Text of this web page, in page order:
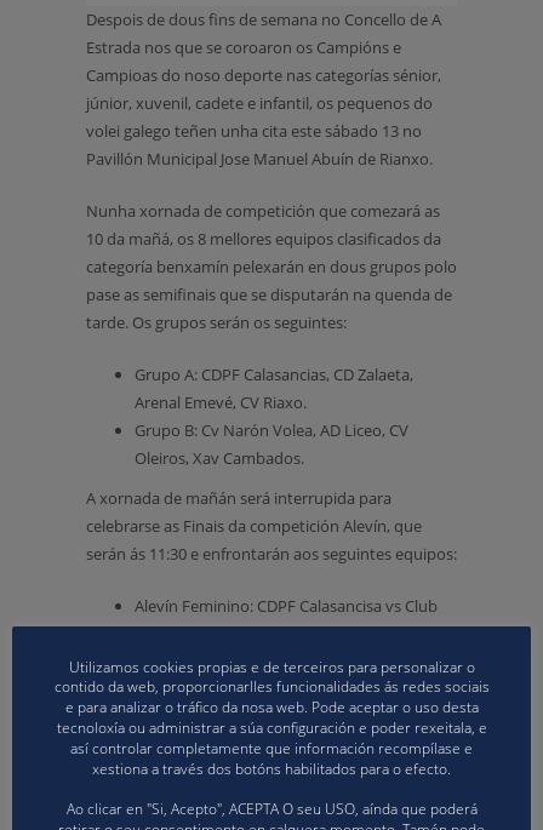
Despois de dous fins de semana no Concello de A
Estrada nos que se coroaron os Campións e
Campioas do noso deporte nas categorías sénior,
júnior, xuvenil, cadete e infantil, os pequenos do
volei galego teñen unha cita este sábado 13 no
Pavillón Municipal Jose Manuel Abuín de Rianxo.
Nunha xornada de competición que comezará as
10 da mañá, os 8 mellores equipos clasificados da
categoría benxamín pelexarán en dous grupos polo
pase as semifinais que se disputarán na quenda de
tarde. Os grupos serán os seguintes:
Grupo A: CDPF Calasancias, CD Zalaeta,
Arenal Emevé, CV Riaxo.
Grupo B: Cv Narón Volea, AD Liceo, CV
Oleiros, Xav Cambados.
A xornada de mañán será interrupida para
celebrarse as Finais da competición Alevín, que
serán ás 11:30 e enfrontarán aos seguintes equipos:
Alevín Feminino: CDPF Calasancisa vs Club
Korbis.
Alevín masculino: Club Ourense Vólei Praia
vs Arenal Emevé.
Desde a Federación Galega de Voleibol quérese
agradecer ao Concello de Rianxo e ao Club Voleibol
Rianxo polo compromiso e as facilidades que deron
para realizar o peche dos Campionatos Galegos de
Utilizamos cookies propias e de terceiros para personalizar o
contido da web, proporcionarlles funcionalidades ás redes sociais
e para analizar o tráfico da nosa web. Pode aceptar o uso desta
tecnoloxía ou administrar a súa configuración e poder rexeitala, e
así controlar completamente que información recompílase e
xestiona a través dos botóns habilitados para o efecto.
Ao clicar en "Si, Acepto", ACEPTA O seu USO, aínda que poderá